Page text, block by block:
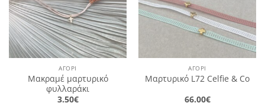
ΑΓΌΡΙ
Μακραμέ μαρτυρικό
φυλλαράκι
3.50€
ΑΓΌΡΙ
Μαρτυρικό L72 Celfie & Co
66.00€